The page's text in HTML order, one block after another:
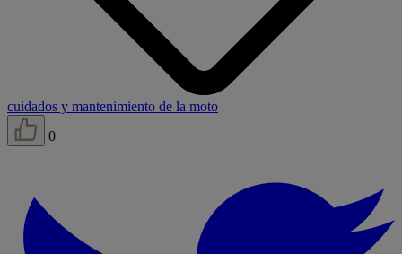
cuidados y mantenimiento de la moto
0